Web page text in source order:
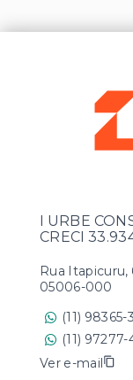
I URBE
CRECI
Rua Itapicuru,
05006-000
(11)
(11) 97277-
Ver e-mail